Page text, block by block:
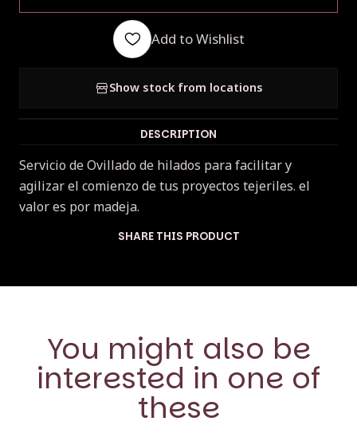
Add to Wishlist
Show stock from locations
DESCRIPTION
Servicio de Ovillado de hilados para facilitar y
agilizar el comienzo de tus proyectos tejeriles. el
valor es por madeja.
SHARE THIS PRODUCT
You might also be
interested in one of
these